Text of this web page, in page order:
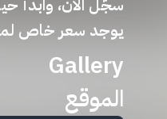
يوجد سعر خاص لمن
Gallery
الموقع